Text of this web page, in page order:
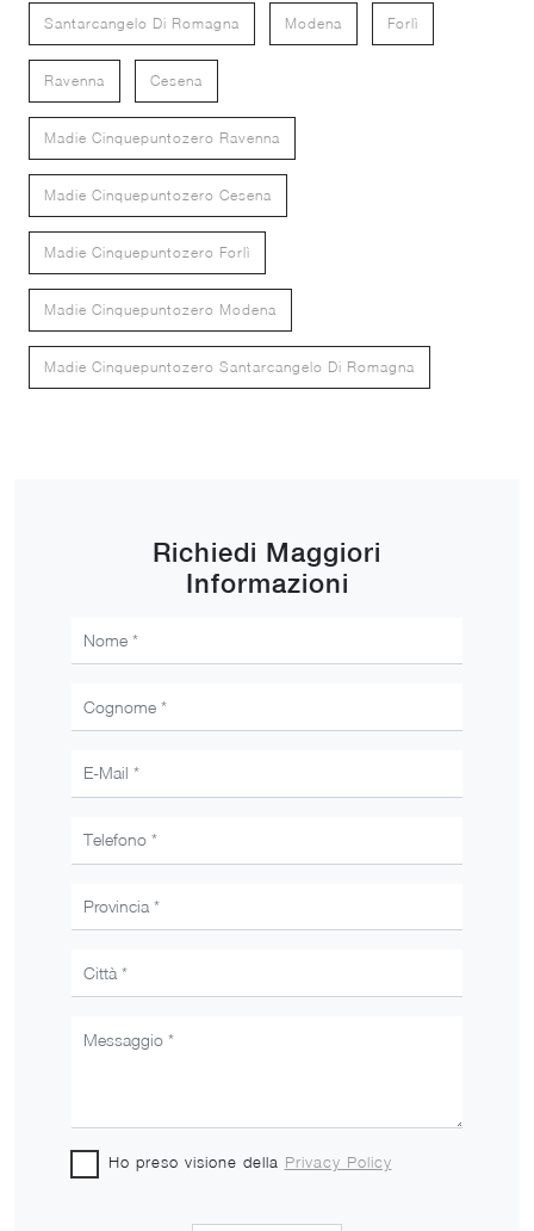
Santarcangelo Di Romagna Modena Forlì
Ravenna Cesena
Madie Cinquepuntozero Ravenna
Madie Cinquepuntozero Cesena
Madie Cinquepuntozero Forlì
Madie Cinquepuntozero Modena
Madie Cinquepuntozero Santarcangelo Di Romagna
Richiedi Maggiori
Informazioni
Ho preso visione della Privacy Policy